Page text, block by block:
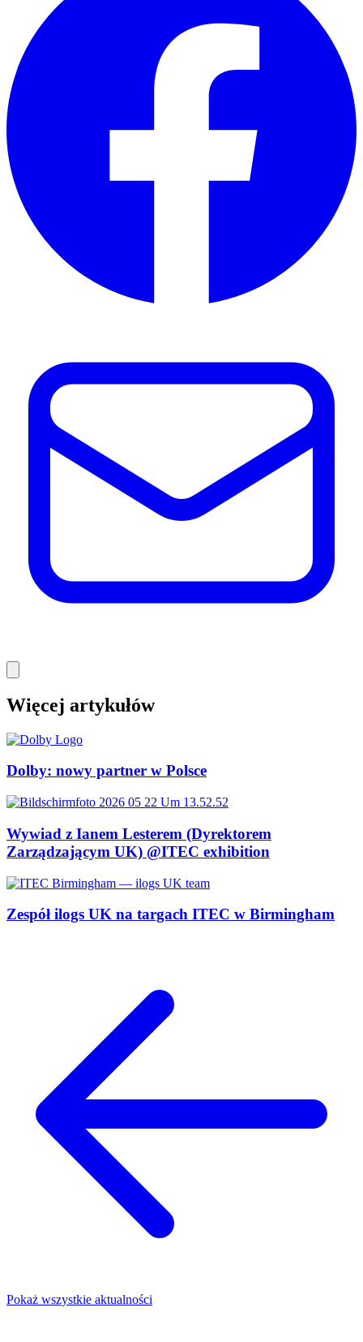
Więcej artykułów
Dolby: nowy partner w Polsce
Wywiad z Ianem Lesterem (Dyrektorem
Zarządzającym UK) @ITEC exhibition
Zespół ilogs UK na targach ITEC w Birmingham
Pokaż wszystkie aktualności